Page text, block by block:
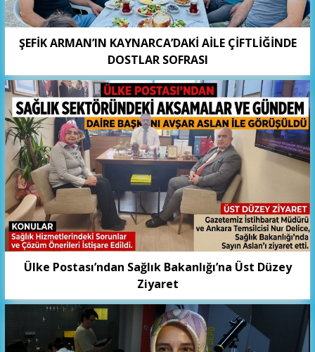
ŞEFİK ARMAN’IN KAYNARCA’DAKİ AİLE ÇİFTLİĞİNDE
DOSTLAR SOFRASI
Ülke Postası’ndan Sağlık Bakanlığı’na Üst Düzey
Ziyaret